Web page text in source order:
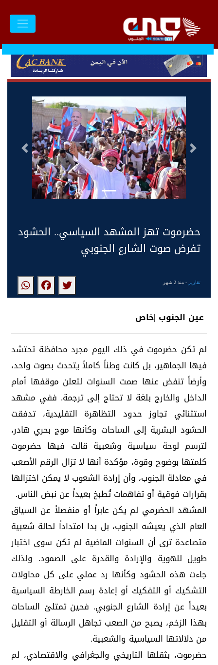
التالى السابق
حضرموت تهز المشهد السياسي.. الحشود
تفرض صوت الشارع الجنوبي
تقارير - منذ 2 شهر
عين الجنوب |خاص
لم تكن حضرموت في ذلك اليوم مجرد محافظة تحتشد
فيها الجماهير، بل كانت وطناً كاملاً يتحدث بصوت واحد،
وأرضاً تنفض عنها صمت السنوات لتعلن موقفها أمام
الداخل والخارج بلغة لا تحتاج إلى ترجمة. ففي مشهد
استثنائي تجاوز حدود التظاهرة التقليدية، تدفقت
الحشود البشرية إلى الساحات وكأنها موج بحري هادر،
لترسم لوحة سياسية وشعبية قالت فيها حضرموت
كلمتها بوضوح وقوة، مؤكدة أنها لا تزال الرقم الأصعب
في معادلة الجنوب، وأن إرادة الشعوب لا يمكن اختزالها
بقرارات فوقية أو تفاهمات تُطبخ بعيداً عن نبض الناس.
المشهد الحضرمي لم يكن عابراً أو منفصلاً عن السياق
العام الذي يعيشه الجنوب، بل بدا امتداداً لحالة شعبية
متصاعدة ترى أن السنوات الماضية لم تكن سوى اختبار
طويل للهوية والإرادة والقدرة على الصمود. ولذلك
جاءت هذه الحشود وكأنها رد عملي على كل محاولات
التشكيك أو التفكيك أو إعادة رسم الخارطة السياسية
بعيداً عن إرادة الشارع الجنوبي. فحين تمتلئ الساحات
بهذا الزخم، يصبح من الصعب تجاهل الرسالة أو التقليل
من دلالاتها السياسية والشعبية.
حضرموت، بثقلها التاريخي والجغرافي والاقتصادي، لم